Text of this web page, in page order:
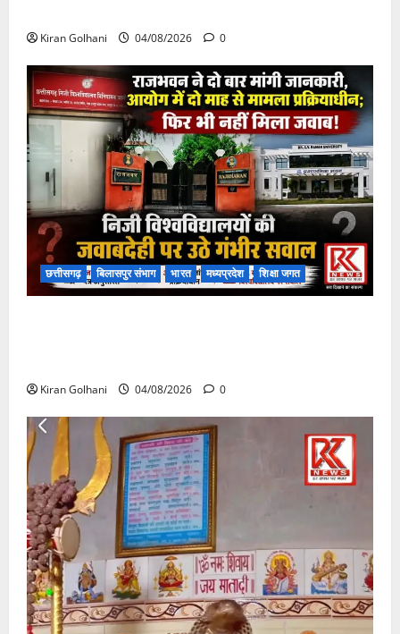
Kiran Golhani 04/08/2026 0
छत्तीसगढ़ बिलासपुर संभाग भारत मध्यप्रदेश शिक्षा जगत
Kiran Golhani 04/08/2026 0